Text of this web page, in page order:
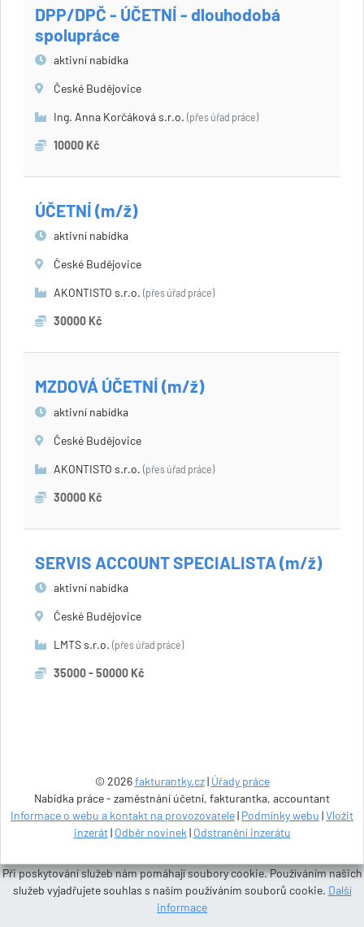
DPP/DPČ - ÚČETNÍ - dlouhodobá
spolupráce
aktivní nabídka
České Budějovice
Ing. Anna Korčáková s.r.o. (přes úřad práce)
10000 Kč
ÚČETNÍ (m/ž)
aktivní nabídka
České Budějovice
AKONTISTO s.r.o. (přes úřad práce)
30000 Kč
MZDOVÁ ÚČETNÍ (m/ž)
aktivní nabídka
České Budějovice
AKONTISTO s.r.o. (přes úřad práce)
30000 Kč
SERVIS ACCOUNT SPECIALISTA (m/ž)
aktivní nabídka
České Budějovice
LMTS s.r.o. (přes úřad práce)
35000 - 50000 Kč
© 2026fakturantky.cz| Úřady práce
Nabídka práce - zaměstnání účetní, fakturantka, accountant
Informace o webu a kontakt na provozovatele| Podmínky webu |Vložit
inzerát| Odběr novinek | Odstranění inzerátu
Při poskytování služeb nám pomáhají soubory cookie. Používáním našich
služeb vyjadřujete souhlas s naším používáním souborů cookie. Další
informace